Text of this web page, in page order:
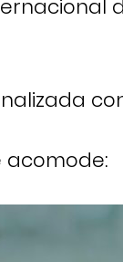
acomode: